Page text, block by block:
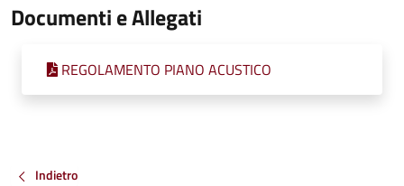
Documenti e Allegati
REGOLAMENTO PIANO ACUSTICO
Indietro